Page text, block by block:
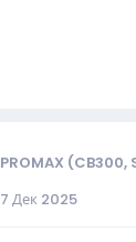
PROMAX (CB300,
7 Дек 2025